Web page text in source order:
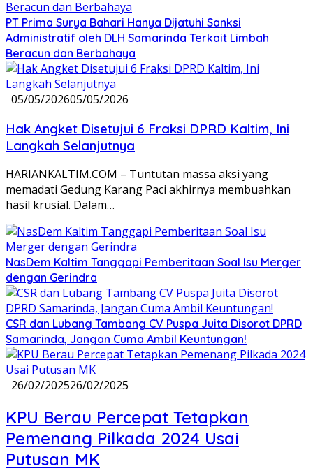
PT Prima Surya Bahari Hanya Dijatuhi Sanksi
Administratif oleh DLH Samarinda Terkait Limbah
Beracun dan Berbahaya
05/05/202605/05/2026
Hak Angket Disetujui 6 Fraksi DPRD Kaltim, Ini
Langkah Selanjutnya
HARIANKALTIM.COM – Tuntutan massa aksi yang
memadati Gedung Karang Paci akhirnya membuahkan
hasil krusial. Dalam…
NasDem Kaltim Tanggapi Pemberitaan Soal Isu Merger
dengan Gerindra
CSR dan Lubang Tambang CV Puspa Juita Disorot DPRD
Samarinda, Jangan Cuma Ambil Keuntungan!
26/02/202526/02/2025
KPU Berau Percepat Tetapkan
Pemenang Pilkada 2024 Usai
Putusan MK